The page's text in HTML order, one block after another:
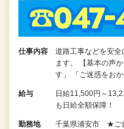
仕事内容
道路工事などを安全
ます。 【基本の声
す」 「ご迷惑をお
給与
日給11,500円～
も日給全額保障！
勤務地 千葉県浦安市 ★ご